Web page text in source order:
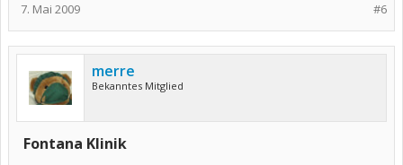
#6
7. Mai 2009
merre
Bekanntes Mitglied
Fontana Klinik